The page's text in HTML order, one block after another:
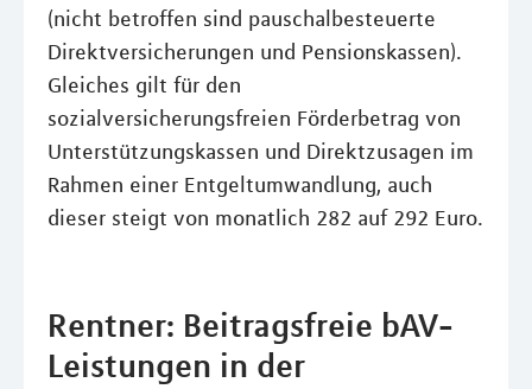
(nicht betroffen sind pauschalbesteuerte
Direktversicherungen und Pensionskassen).
Gleiches gilt für den
sozialversicherungsfreien Förderbetrag von
Unterstützungskassen und Direktzusagen im
Rahmen einer Entgeltumwandlung, auch
dieser steigt von monatlich 282 auf 292 Euro.
Rentner: Beitragsfreie bAV-
Leistungen in der